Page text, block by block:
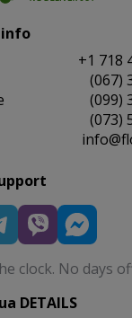
+1 718
(067)
(099)
(073)
clock. No days
DETAILS